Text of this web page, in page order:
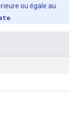
ou égale au